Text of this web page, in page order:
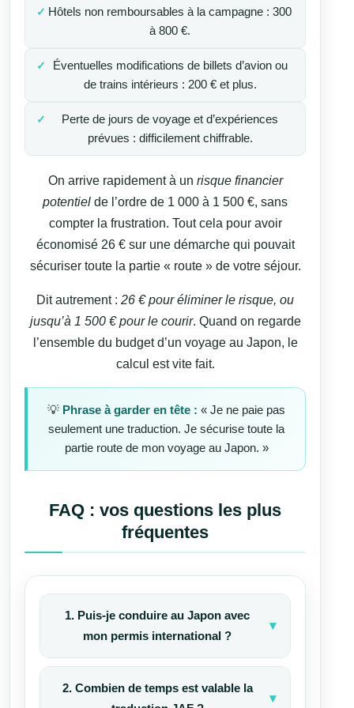
Hôtels non remboursables à la campagne : 300
à 800 €.
Éventuelles modifications de billets d’avion ou
de trains intérieurs : 200 € et plus.
Perte de jours de voyage et d’expériences
prévues : difficilement chiffrable.
On arrive rapidement à un risque financier
potentiel de l’ordre de 1 000 à 1 500 €, sans
compter la frustration. Tout cela pour avoir
économisé 26 € sur une démarche qui pouvait
sécuriser toute la partie « route » de votre séjour.
Dit autrement : 26 € pour éliminer le risque, ou
jusqu’à 1 500 € pour le courir. Quand on regarde
l’ensemble du budget d’un voyage au Japon, le
calcul est vite fait.
💡 Phrase à garder en tête : « Je ne paie pas
seulement une traduction. Je sécurise toute la
partie route de mon voyage au Japon. »
FAQ : vos questions les plus
fréquentes
1. Puis-je conduire au Japon avec
mon permis international ?
Si votre permis est français, belge,
suisse, allemand ou monégasque, le
2. Combien de temps est valable la